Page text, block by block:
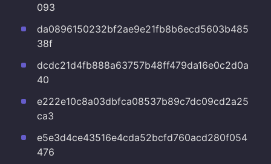
093
da0896150232bf2ae9e21fb8b6ecd5603b485
38f
dcdc21d4fb888a63757b48ff479da16e0c2d0a
40
e222e10c8a03dbfca08537b89c7dc09cd2a25
ca3
e5e3d4ce43516e4cda52bcfd760acd280f054
476